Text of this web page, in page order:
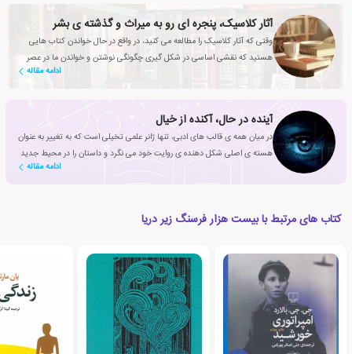
آثار کلاسیک، پنجره ای رو به میراث و گذشته ی بشر
وقتی که آثار کلاسیک را مطالعه می کنید، در واقع در حال خواندن کتاب هایی
هستید که نقشی اساسی در شکل گیری چگونگی نوشتن و خواندن ما در عصر
ادامه مقاله
آینده در حال، آکنده از خیال
در میان همه ی قالب های ادبی، تنها ژانر علمی تخیلی است که به تغییر به عنوان
هسته ی اصلی شکل دهنده ی روایت خود می نگرد و داستان را در محیط جدید
ادامه مقاله
کتاب های مرتبط با بیست هزار فرسنگ زیر دریا